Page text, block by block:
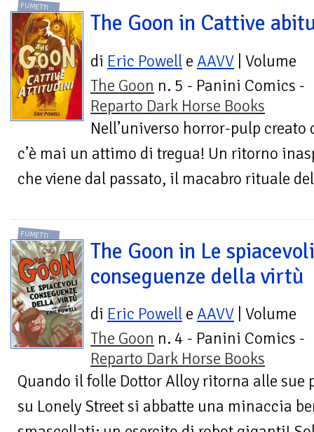
FUMETTI
The Goon in Cattive
di Eric Powell e AAVV | Volume
The Goon n. 5 - Panini Comics -
Reparto Dark Horse Books
Nell’universo horror-pulp
c’è mai un attimo di tregua! Un ritorno
che viene dal passato, il macabro rituale
FUMETTI
The Goon in Le spiacevoli
conseguenze della virtù
di Eric Powell e AAVV | Volume
The Goon n. 4 - Panini Comics -
Reparto Dark Horse Books
Quando il folle Dottor Alloy ritorna alle
su Lonely Street si abbatte una minaccia